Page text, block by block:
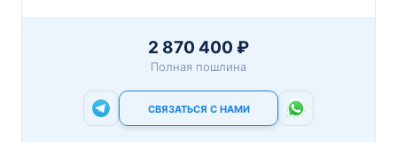
2 870 400 ₽
Полная пошлина
СВЯЗАТЬСЯ С НАМИ